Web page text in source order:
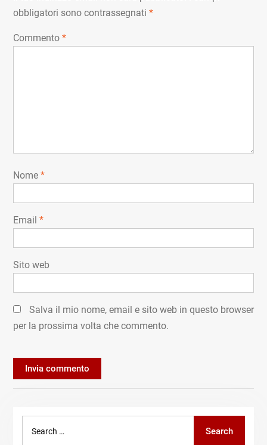
obbligatori sono contrassegnati *
Commento *
Nome *
Email *
Sito web
Salva il mio nome, email e sito web in questo browser
per la prossima volta che commento.
Search